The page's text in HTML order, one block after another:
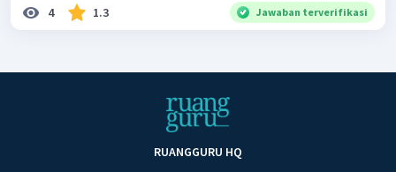
4 1.3 Jawaban terverifikasi
RUANGGURU HQ